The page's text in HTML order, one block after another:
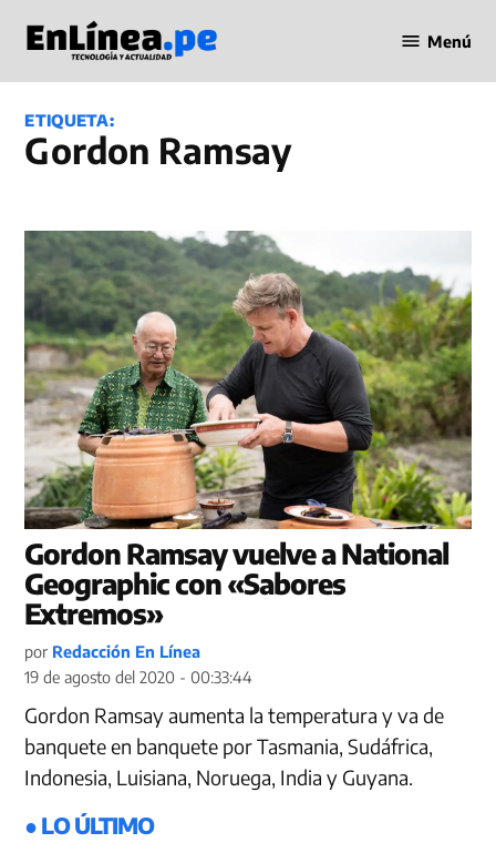
contenido
en Línea
Menú
ETIQUETA:
Gordon Ramsay
Gordon Ramsay vuelve a National
Geographic con «Sabores
Extremos»
por Redacción En Línea
19 de agosto del 2020 - 00:33:44
Gordon Ramsay aumenta la temperatura y va de
banquete en banquete por Tasmania, Sudáfrica,
Indonesia, Luisiana, Noruega, India y Guyana.
● LO ÚLTIMO